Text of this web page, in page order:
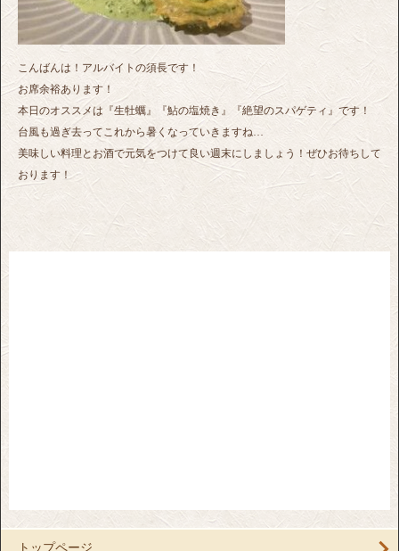
こんばんは！アルバイトの須長です！
お席余裕あります！
本日のオススメは『生牡蠣』『鮎の塩焼き』『絶望のスパゲティ』です！
台風も過ぎ去ってこれから暑くなっていきますね…
美味しい料理とお酒で元気をつけて良い週末にしましょう！ぜひお待ちして
おります！
トップページ